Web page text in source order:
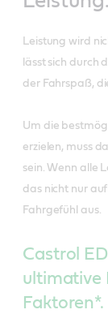
Leistung wird
lässt sich durch
der Fahrspaß,
Um die
erzielen, muss
sein. Wenn alle
das nicht nur
Fahrgefühl aus.
Castrol
ultimative
Faktoren*.